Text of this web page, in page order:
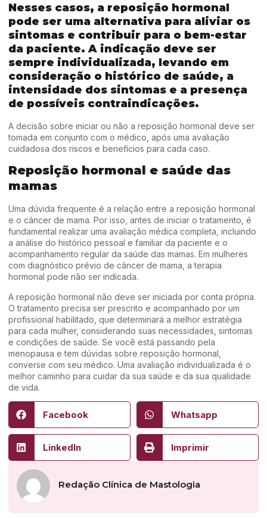
Nesses casos, a reposição hormonal
pode ser uma alternativa para aliviar os
sintomas e contribuir para o bem-estar
da paciente. A indicação deve ser
sempre individualizada, levando em
consideração o histórico de saúde, a
intensidade dos sintomas e a presença
de possíveis contraindicações.
A decisão sobre iniciar ou não a reposição hormonal deve ser
tomada em conjunto com o médico, após uma avaliação
cuidadosa dos riscos e benefícios para cada caso.
Reposição hormonal e saúde das
mamas
Uma dúvida frequente é a relação entre a reposição hormonal
e o câncer de mama. Por isso, antes de iniciar o tratamento, é
fundamental realizar uma avaliação médica completa, incluindo
a análise do histórico pessoal e familiar da paciente e o
acompanhamento regular da saúde das mamas. Em mulheres
com diagnóstico prévio de câncer de mama, a terapia
hormonal pode não ser indicada.
A reposição hormonal não deve ser iniciada por conta própria.
O tratamento precisa ser prescrito e acompanhado por um
profissional habilitado, que determinará a melhor estratégia
para cada mulher, considerando suas necessidades, sintomas
e condições de saúde. Se você está passando pela
menopausa e tem dúvidas sobre reposição hormonal,
converse com seu médico. Uma avaliação individualizada é o
melhor caminho para cuidar da sua saúde e da sua qualidade
de vida.
Facebook Whatsapp
LinkedIn Imprimir
Redação Clínica de Mastologia